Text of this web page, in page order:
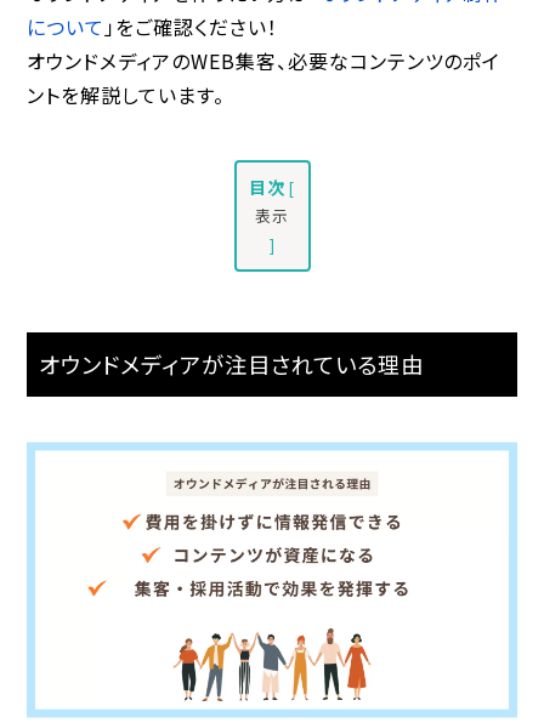
について」をご確認ください！
オウンドメディアのWEB集客、必要なコンテンツのポイ
ントを解説しています。
目次 [
表示
]
オウンドメディアが注目されている理由